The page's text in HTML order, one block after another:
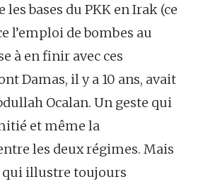
bases du PKK en Irak (ce
l’emploi de bombes au
à en finir avec ces
Damas, il y a 10 ans, avait
Ocalan. Un geste qui
et même la
les deux régimes. Mais
qui illustre toujours